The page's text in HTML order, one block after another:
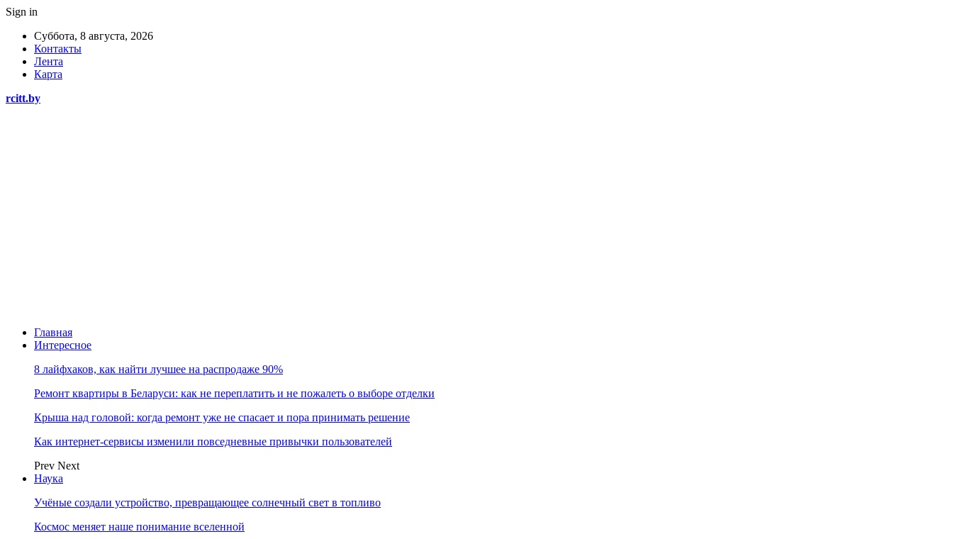
Sign in
Суббота, 8 августа, 2026
Контакты
Лента
Карта
rcitt.by
Главная
Интересное
8 лайфхаков, как найти лучшее на распродаже 90%
Ремонт квартиры в Беларуси: как не переплатить и не пожалеть о выборе отделки
Крыша над головой: когда ремонт уже не спасает и пора принимать решение
Как интернет-сервисы изменили повседневные привычки пользователей
Prev Next
Наука
Учёные создали устройство, превращающее солнечный свет в топливо
Космос меняет наше понимание вселенной